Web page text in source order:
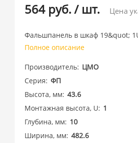
564 руб./ шт. Цена
Фальшпанель в шкаф 19&quot;
Полное описание
Производитель ЦМО
Серия ФП
Высота, мм 43.6
Монтажная высота, U
1
Глубина, мм
10
Ширина, мм 482.6